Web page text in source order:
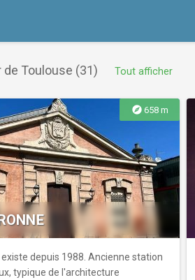
Toulouse (31) Tout afficher
explore 658 m
existe depuis 1988. Ancienne station
typique de l'architecture